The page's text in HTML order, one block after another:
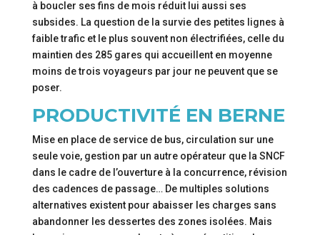
à boucler ses fins de mois réduit lui aussi ses
subsides. La question de la survie des petites lignes à
faible trafic et le plus souvent non électrifiées, celle du
maintien des 285 gares qui accueillent en moyenne
moins de trois voyageurs par jour ne peuvent que se
poser.
PRODUCTIVITÉ EN BERNE
Mise en place de service de bus, circulation sur une
seule voie, gestion par un autre opérateur que la SNCF
dans le cadre de l’ouverture à la concurrence, révision
des cadences de passage… De multiples solutions
alternatives existent pour abaisser les charges sans
abandonner les dessertes des zones isolées. Mais